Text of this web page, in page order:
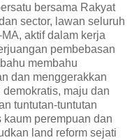
bersama Rakyat
sector, lawan seluruh
aktif dalam kerja
pembebasan
membahu
dan menggerakkan
maju dan
tuntutan-tuntutan
perempuan dan
land reform sejati